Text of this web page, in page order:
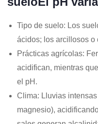
Tipo de suelo: Los
ácidos; los arcillosos o
Prácticas agrícolas:
acidifican, mientras
el pH.
Clima: Lluvias
magnesio),